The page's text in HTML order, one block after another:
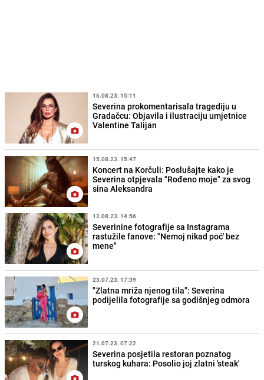
16.08.23. 15:11
Severina prokomentarisala tragediju u
Gradačcu: Objavila i ilustraciju umjetnice
Valentine Talijan
15.08.23. 15:47
Koncert na Korčuli: Poslušajte kako je
Severina otpjevala "Rođeno moje" za svog
sina Aleksandra
12.08.23. 14:56
Severinine fotografije sa Instagrama
rastužile fanove: "Nemoj nikad poć' bez
mene"
23.07.23. 17:39
"Zlatna mriža njenog tila": Severina
podijelila fotografije sa godišnjeg odmora
21.07.23. 07:22
Severina posjetila restoran poznatog
turskog kuhara: Posolio joj zlatni 'steak'